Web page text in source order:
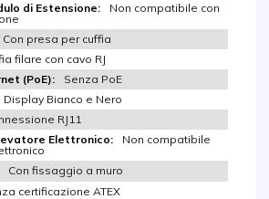
Non compatibile con
Con presa per cuffia
filare con cavo RJ
Senza PoE
Display Bianco e Nero
RJ11
Non compatibile
Con fissaggio a muro
certificazione ATEX